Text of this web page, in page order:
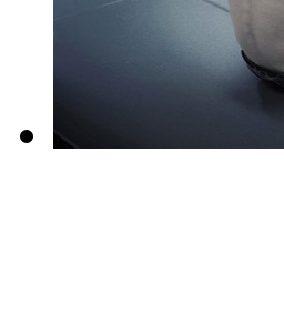
Hq-tech
Htc